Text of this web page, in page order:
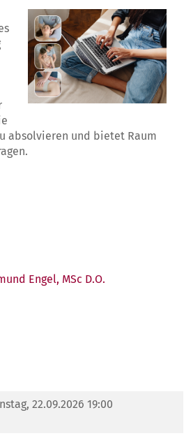
absolvieren und bietet Raum
Engel, MSc D.O.
22.09.2026 19:00